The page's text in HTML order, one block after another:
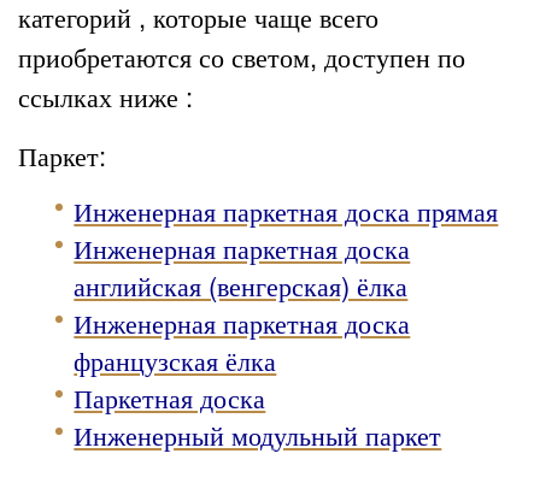
категорий , которые чаще всего
приобретаются со светом, доступен по
ссылках ниже :
Паркет:
Инженерная паркетная доска прямая
Инженерная паркетная доска
английская (венгерская) ёлка
Инженерная паркетная доска
французская ёлка
Паркетная доска
Инженерный модульный паркет